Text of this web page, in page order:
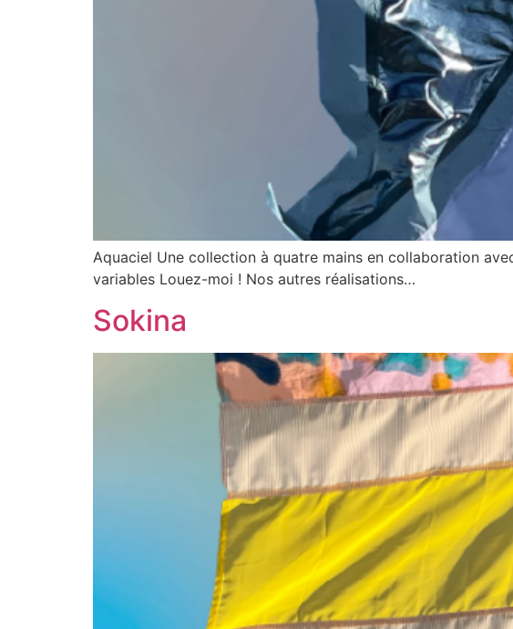
Aquaciel Une collection à quatre mains en collaboration
variables Louez-moi ! Nos autres réalisations…
Sokina